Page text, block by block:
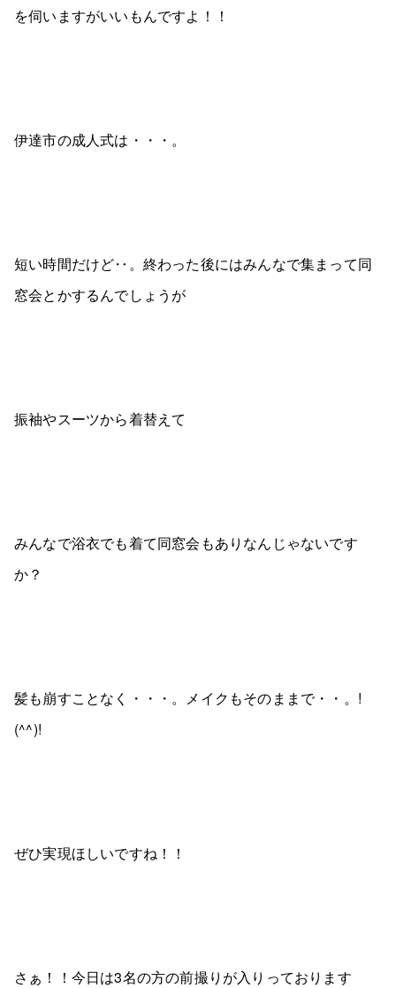
を伺いますがいいもんですよ！！
伊達市の成人式は・・・。
短い時間だけど‥。終わった後にはみんなで集まって同
窓会とかするんでしょうが
振袖やスーツから着替えて
みんなで浴衣でも着て同窓会もありなんじゃないです
か？
髪も崩すことなく・・・。メイクもそのままで・・。!
(^^)!
ぜひ実現ほしいですね！！
さぁ！！今日は3名の方の前撮りが入りっております